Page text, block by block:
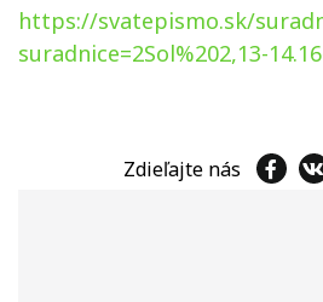
https://svatepismo.sk/
suradnice=2Sol%202,13-
Zdieľajte nás